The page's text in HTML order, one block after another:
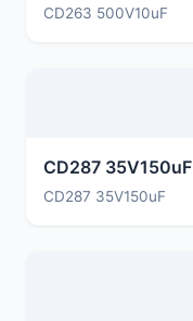
CD263 500V10uF
CD287 35V150uF
CD287 35V150uF